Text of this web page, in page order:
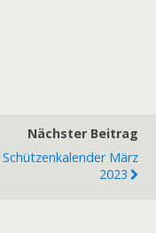
Nächster Beitrag
Schützenkalender März
2023